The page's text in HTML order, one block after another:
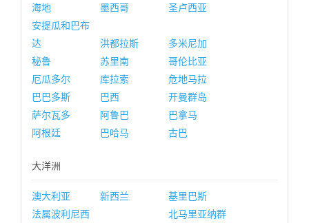
海地
墨西哥
圣卢西亚
安提瓜和巴布
达
洪都拉斯
多米尼加
秘鲁
苏里南
哥伦比亚
厄瓜多尔
库拉索
危地马拉
巴巴多斯
巴西
开曼群岛
萨尔瓦多
阿鲁巴
巴拿马
阿根廷
巴哈马 古巴
大洋洲
澳大利亚 新西兰
基里巴斯
法属波利尼西
北马里亚纳群